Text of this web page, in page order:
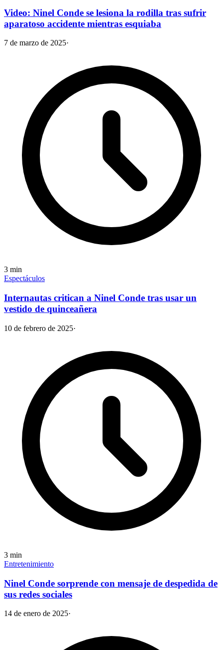
Video: Ninel Conde se lesiona la rodilla tras sufrir
aparatoso accidente mientras esquiaba
7 de marzo de 2025·
3 min
Espectáculos
Internautas critican a Ninel Conde tras usar un
vestido de quinceañera
10 de febrero de 2025·
3 min
Entretenimiento
Ninel Conde sorprende con mensaje de despedida de
sus redes sociales
14 de enero de 2025·